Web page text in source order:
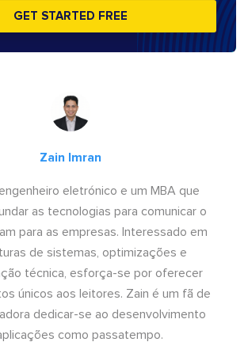
GET STARTED FREE
Zain Imran
eletrónico e um MBA que
as tecnologias para comunicar o
para as empresas. Interessado em
de sistemas, optimizações e
técnica, esforça-se por oferecer
únicos aos leitores. Zain é um fã de
dedicar-se ao desenvolvimento
como passatempo.